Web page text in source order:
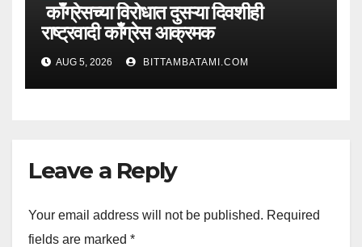
काँग्रेसच्या विरोधात दुसऱ्या दिवशीही
राष्ट्रवादी काँग्रेस आक्रमक
AUG 5, 2026 BITTAMBATAMI.COM
Leave a Reply
Your email address will not be published. Required
fields are marked *